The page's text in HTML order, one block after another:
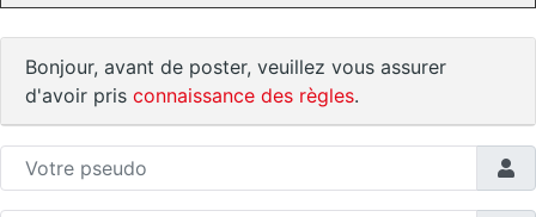
Bonjour, avant de poster, veuillez vous assurer
d'avoir pris connaissance des règles.